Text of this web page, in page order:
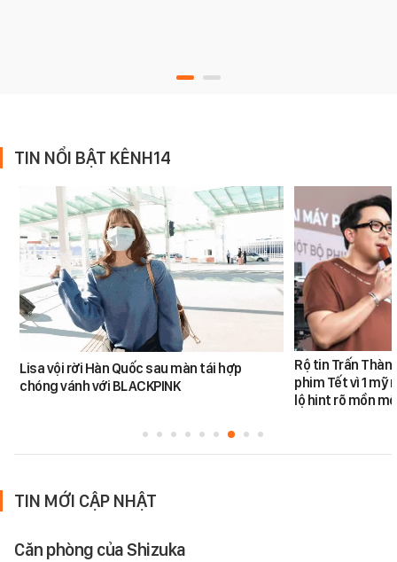
TIN NỔI BẬT KÊNH14
Lisa vội rời Hàn Quốc sau màn tái hợp
chóng vánh với BLACKPINK
Rộ tin Trấn
phim Tết vì 1 mỹ
lộ hint rõ mồn
TIN MỚI CẬP NHẬT
Căn phòng của Shizuka